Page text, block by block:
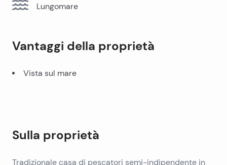
Lungomare
Vantaggi della proprietà
Vista sul mare
Sulla proprietà
Tradizionale casa di pescatori semi-indipendente in